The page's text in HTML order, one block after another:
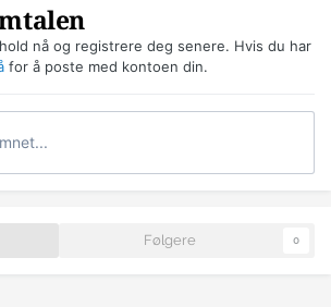
nå og registrere deg senere. Hvis du har
for å poste med kontoen din.
Følgere 0